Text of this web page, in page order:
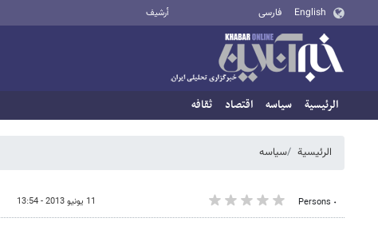
English فارسی أرشيف
الرئيسية سیاسه اقتصاد ثقافه
الرئيسية سیاسه
٠ Persons 11 يونيو 2013 - 13:54